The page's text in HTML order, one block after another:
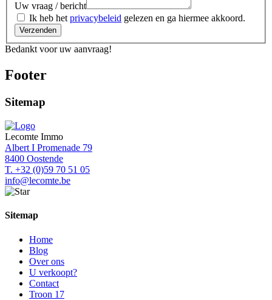
Uw vraag / bericht
Ik heb hetprivacybeleid gelezen en ga hiermee akkoord.
Verzenden
Bedankt voor uw aanvraag!
Footer
Sitemap
Lecomte Immo
Albert I Promenade 79
8400 Oostende
T. +32 (0)59 70 51 05
info@lecomte.be
Sitemap
Home
Blog
Over ons
U verkoopt?
Contact
Troon 17